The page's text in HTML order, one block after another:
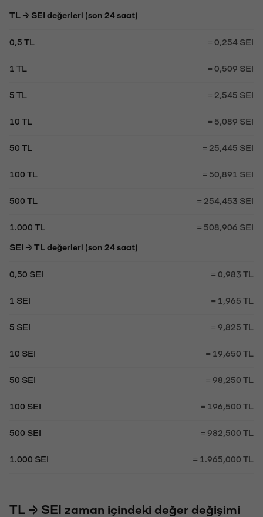
TL → SEI değerleri (son 24 saat)
0,5 TL = 0,254 SEI
1 TL = 0,509 SEI
5 TL = 2,545 SEI
10 TL = 5,089 SEI
50 TL = 25,445 SEI
100 TL = 50,891 SEI
500 TL = 254,453 SEI
1.000 TL = 508,906 SEI
SEI → TL değerleri (son 24 saat)
0,50 SEI = 0,983 TL
1 SEI = 1,965 TL
5 SEI = 9,825 TL
10 SEI = 19,650 TL
50 SEI = 98,250 TL
100 SEI = 196,500 TL
500 SEI = 982,500 TL
1.000 SEI = 1.965,000 TL
TL → SEI zaman içindeki değer değişimi